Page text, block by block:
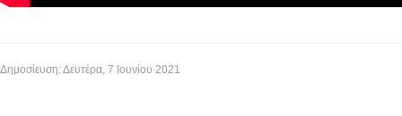
Δημοσίευση: Δευτέρα, 7 Ιουνίου 2021